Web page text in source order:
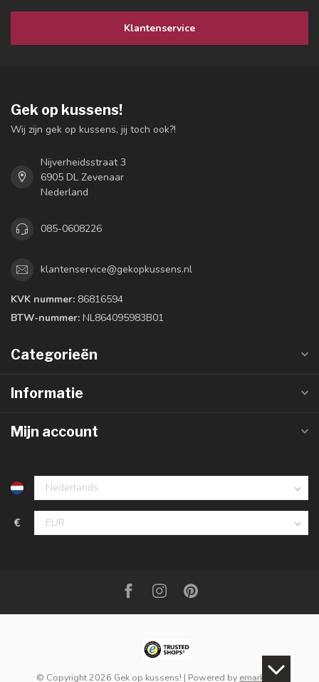
Klantenservice
Gek op kussens!
Wij zijn gek op kussens, jij toch ook?!
Nijverheidsstraat 3
6905 DL Zevenaar
Nederland
085-0608226
klantenservice@gekopkussens.nl
KVK nummer: 86816594
BTW-nummer: NL864095983B01
Categorieën
Informatie
Mijn account
€
© Copyright 2026 Gek op kussens! | Powered by emarkable